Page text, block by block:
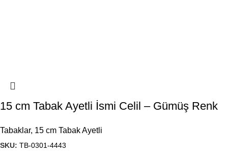
15 cm Tabak Ayetli İsmi Celil – Gümüş Renk
Tabaklar, 15 cm Tabak Ayetli
SKU: TB-0301-4443